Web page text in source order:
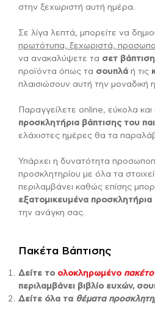
στην ξεχωριστή αυτή ημέρα.
Σε λίγα λεπτά, μπορείτε να
πρωτότυπα, ξεχωριστά,
να ανακαλύψετε τα σετ
προϊόντα όπως τα σουπλά ή τις
πλαισιώσουν αυτή την μοναδική
Παραγγείλετε online, εύκολα και
προσκλητήρια βάπτισης του
ελάχιστες ημέρες θα τα
Υπάρχει η δυνατότητα
προσκλητηρίου με όλα τα
περιλαμβάνει καθώς επίσης
εξατομικευμένα προσκλητήρια
την ανάγκη σας.
Πακέτα Βάπτισης
Δείτε το ολοκληρωμένο
περιλαμβάνει βιβλίο ευχών,
Δείτε όλα τα θέματα